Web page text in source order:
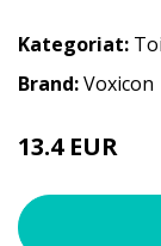
Kategoriat:
Brand:Voxicon
13.4 EUR